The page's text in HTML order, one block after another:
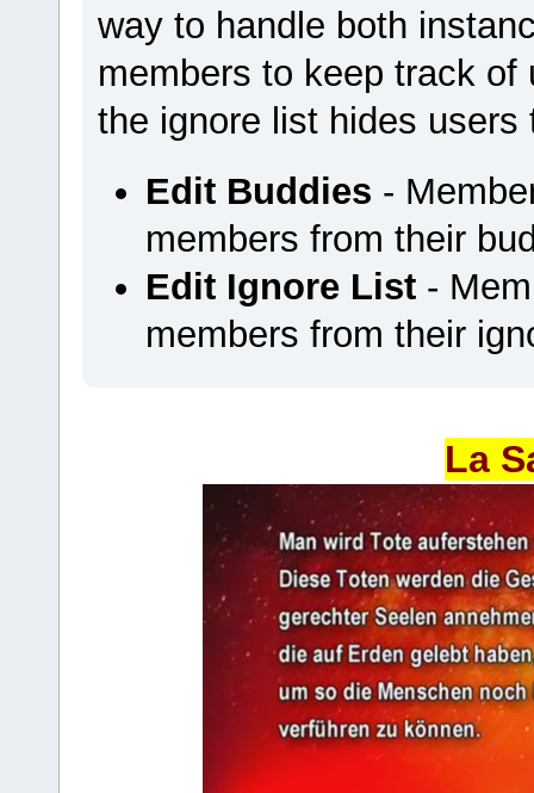
way to handle both
members to keep track
the ignore list hides
Edit Buddies -
members from their
Edit Ignore List-
members from their
La